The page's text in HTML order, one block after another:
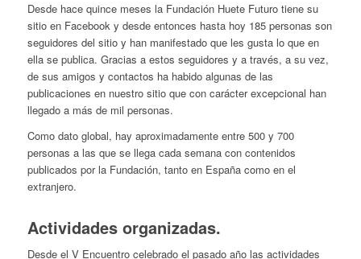
Desde hace quince meses la Fundación Huete Futuro tiene su
sitio en Facebook y desde entonces hasta hoy 185 personas son
seguidores del sitio y han manifestado que les gusta lo que en
ella se publica. Gracias a estos seguidores y a través, a su vez,
de sus amigos y contactos ha habido algunas de las
publicaciones en nuestro sitio que con carácter excepcional han
llegado a más de mil personas.
Como dato global, hay aproximadamente entre 500 y 700
personas a las que se llega cada semana con contenidos
publicados por la Fundación, tanto en España como en el
extranjero.
Actividades organizadas.
Desde el V Encuentro celebrado el pasado año las actividades